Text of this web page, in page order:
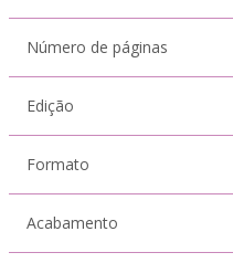
Número de páginas
Edição
Formato
Acabamento